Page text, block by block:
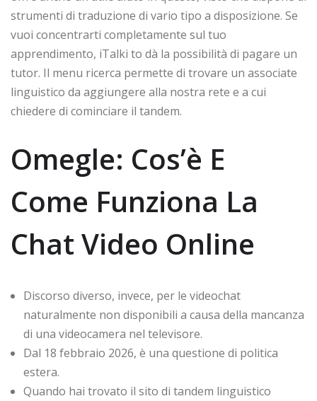
strumenti di traduzione di vario tipo a disposizione. Se
vuoi concentrarti completamente sul tuo
apprendimento, iTalki to dà la possibilità di pagare un
tutor. Il menu ricerca permette di trovare un associate
linguistico da aggiungere alla nostra rete e a cui
chiedere di cominciare il tandem.
Omegle: Cos’è E
Come Funziona La
Chat Video Online
Discorso diverso, invece, per le videochat
naturalmente non disponibili a causa della mancanza
di una videocamera nel televisore.
Dal 18 febbraio 2026, è una questione di politica
estera.
Quando hai trovato il sito di tandem linguistico